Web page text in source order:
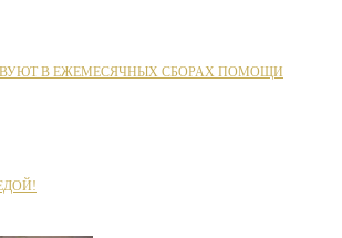
В ЕЖЕМЕСЯЧНЫХ СБОРАХ ПОМОЩИ